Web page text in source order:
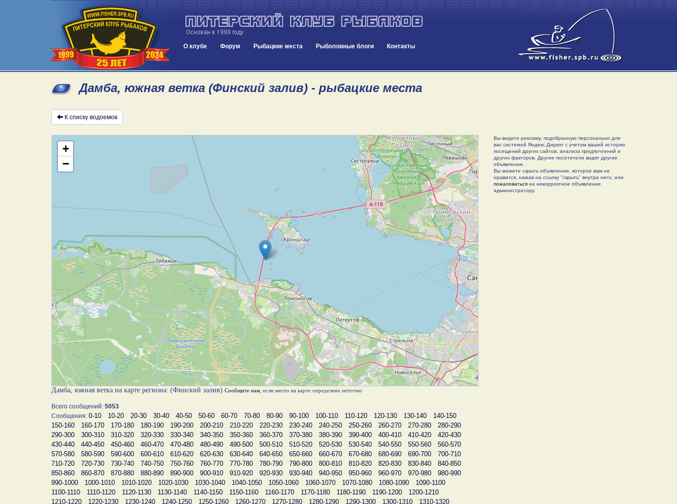
О клубе Форум Рыбацкие места Рыболовные блоги Контакты
Дамба, южная ветка (Финский залив) - рыбацкие места
К списку водоемов
+
−
Дамба, южная ветка на карте региона: (Финский залив) Сообщите нам , если место на карте определено неточно
Всего сообщений: 5053
Сообщения: 0-10 10-20 20-30 30-40 40-50 50-60 60-70 70-80 80-90 90-100 100-110 110-120 120-130 130-140
140-150
150-160
160-170 170-180 180-190 190-200 200-210 210-220 220-230 230-240 240-250 250-260 260-270 270-280
280-290
290-300
300-310 310-320 320-330 330-340 340-350 350-360 360-370 370-380 380-390 390-400 400-410 410-420
420-430
430-440
440-450 450-460 460-470 470-480 480-490 490-500 500-510 510-520 520-530 530-540 540-550 550-560
560-570
570-580
580-590 590-600 600-610 610-620 620-630 630-640 640-650 650-660 660-670 670-680 680-690 690-700
700-710
710-720
720-730 730-740 740-750 750-760 760-770 770-780 780-790 790-800 800-810 810-820 820-830 830-840
840-850
850-860
860-870 870-880 880-890 890-900 900-910 910-920 920-930 930-940 940-950 950-960 960-970 970-980
980-990
990-1000
1000-1010 1010-1020 1020-1030 1030-1040 1040-1050 1050-1060 1060-1070 1070-1080 1080-1090
1090-1100
1100-1110
1110-1120 1120-1130 1130-1140 1140-1150 1150-1160 1160-1170 1170-1180 1180-1190 1190-1200
1200-1210
1210-1220
1220-1230 1230-1240 1240-1250 1250-1260 1260-1270 1270-1280 1280-1290 1290-1300 1300-1310
1310-1320
Вы видите рекламу, подобранную персонально для
вас системой Яндекс.Директ с учетом вашей истории
посещений других сайтов, анализа предпочтений и
других факторов. Другие посетители видят другие
объявления.
Вы можете скрыть объявление, которое вам не
нравится, нажав на ссылку "скрыть" внутри него, или
пожаловатьсяна некорректное объявление
администратору.